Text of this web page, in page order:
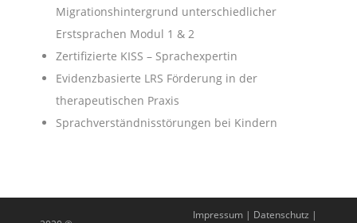
Migrationshintergrund unterschiedlicher
Erstsprachen Modul 1 & 2
Zertifizierte KISS – Sprachexpertin
Evidenzbasierte LRS Förderung in der
therapeutischen Praxis
Sprachverständnisstörungen bei Kindern
Impressum | Datenschutz |